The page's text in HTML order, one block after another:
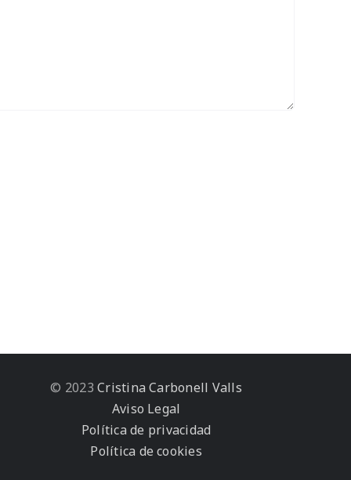
© 2023 Cristina Carbonell Valls
Aviso Legal
Política de privacidad
Política de cookies